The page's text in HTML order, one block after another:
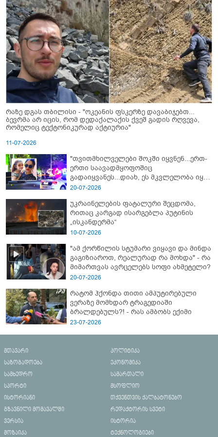
რაზე დგას თბილისი - "ოკეანის ფსკერზე დავაბიჯებთ...
ბევრმა არ იცის, რომ დედაქალაქის ქვეშ გადის რღვევა,
რომელიც ტექტონიკურად აქტიურია"
11-07-2026
"თვითმხილველები შოკში იყვნენ...ერთ-
ერთი საავადმყოფოშიც
გადაიყვანეს...დიახ, ეს მკვლელობა იყო"
- გორში დატრიალებული ტრაგედიის
20-07-2026
უკრაინელების ფატალური შეცდომა,
რითაც კარგად ისარგებლა პუტინის
„ისკანდერმა“
10-07-2026
"ამ ქორწილის სტუმარი ვიყავი და მინდა
გაგიზიაროთ, რეალურად რა მოხდა" - რა
მიმართვას ავრცელებს სოფი ახმეტელი?
20-07-2026
რატომ ჰქონდა თითი ამპუტირებული
ვერაზე მომხდარ ტრაგედიაში
ბრალდებულს?! - რას ამბობს ექიმი
23-07-2026
მთავარი
პოლიტიკა
საზოგადოება
ეკონომიკა
სამხედრო
სამართალი
სპორტი
მსოფლიო
ისტორიანი
თქვენთვის ქალბატონებო
გზავნილი მომავალში
რედაქტორის სვეტი
ვერსია
ისტორია
მოზაიკა
ტექნოლოგიები